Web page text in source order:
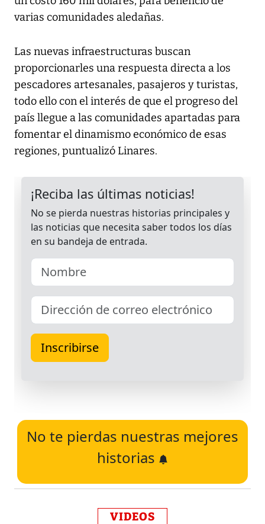
varias comunidades aledañas.
Las nuevas infraestructuras buscan
proporcionarles una respuesta directa a los
pescadores artesanales, pasajeros y turistas,
todo ello con el interés de que el progreso del
país llegue a las comunidades apartadas para
fomentar el dinamismo económico de esas
regiones, puntualizó Linares.
No te pierdas nuestras mejores
historias
VIDEOS